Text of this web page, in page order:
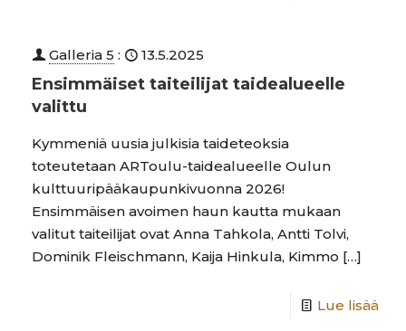
Galleria 5 : 13.5.2025
Ensimmäiset taiteilijat taidealueelle
valittu
Kymmeniä uusia julkisia taideteoksia
toteutetaan ARToulu-taidealueelle Oulun
kulttuuripääkaupunkivuonna 2026!
Ensimmäisen avoimen haun kautta mukaan
valitut taiteilijat ovat Anna Tahkola, Antti Tolvi,
Dominik Fleischmann, Kaija Hinkula, Kimmo […]
Lue lisää